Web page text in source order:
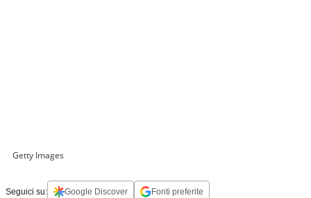
Getty Images
Seguici su: Google Discover Fonti preferite